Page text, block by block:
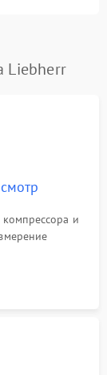
Подробнее →
Подробнее →
Liebherr
и
и
дисплея.